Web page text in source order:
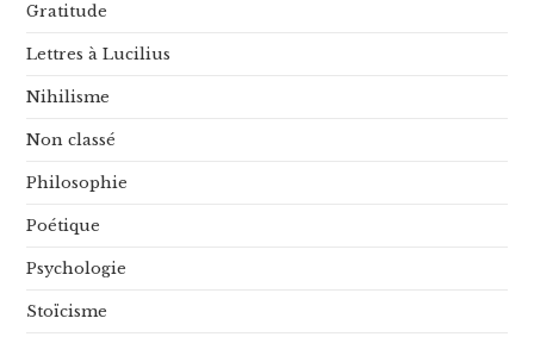
Gratitude
Lettres à Lucilius
Nihilisme
Non classé
Philosophie
Poétique
Psychologie
Stoïcisme